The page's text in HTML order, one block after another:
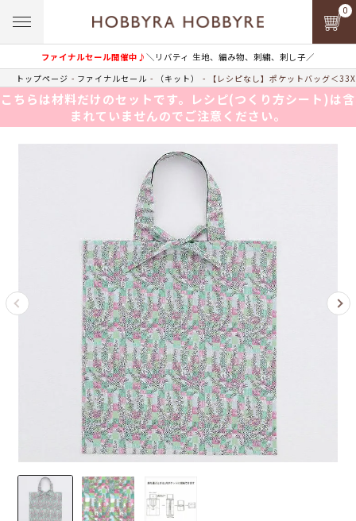
ファイナルセール開催中♪＼リバティ 生地、編み物、刺繍、刺し子／
0
トップページ ファイナルセール （キット） 【レシピなし】ポケットバッグ＜
こちらは材料だけのセットです。レシピ(つくり方シート)は含
まれていませんのでご注意ください。